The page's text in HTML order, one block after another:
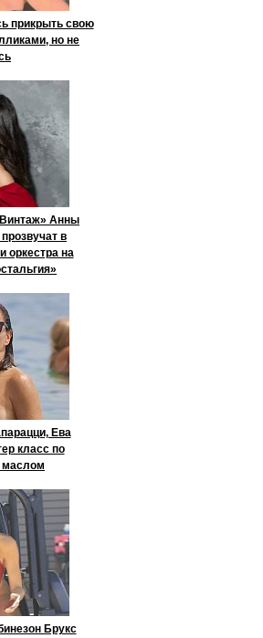
прикрыть свою
но не
Анны
в
оркестра на
Ева
класс по
маслом
Брукс